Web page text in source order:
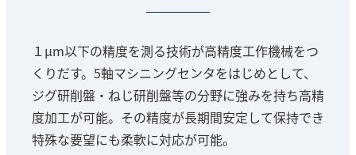
１μm以下の精度を測る技術が高精度工作機械をつ
くりだす。5軸マシニングセンタをはじめとして、
ジグ研削盤・ねじ研削盤等の分野に強みを持ち高精
度加工が可能。その精度が長期間安定して保持でき
特殊な要望にも柔軟に対応が可能。